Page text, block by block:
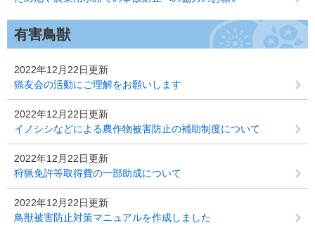
有害鳥獣
2022年12月22日更新
猟友会の活動にご理解をお願いします
2022年12月22日更新
イノシシなどによる農作物被害防止の補助制度について
2022年12月22日更新
狩猟免許等取得費の一部助成について
2022年12月22日更新
鳥獣被害防止対策マニュアルを作成しました